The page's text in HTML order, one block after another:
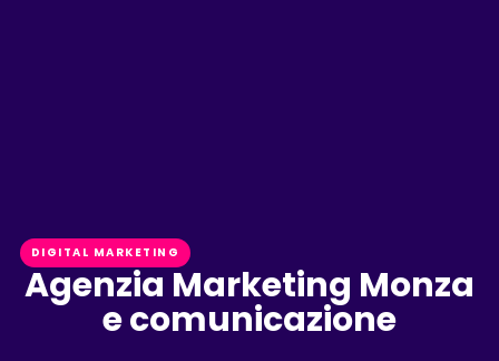
DIGITAL MARKETING
Agenzia Marketing Monza
e comunicazione